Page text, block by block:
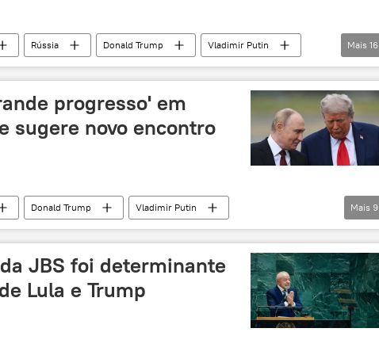
Rússia Donald Trump
Vladimir Putin
Alasca
Casa Branca
Tomahawk
tensão geopolítica
Mais 16
progresso' em
sugere novo encontro
Donald Trump
Vladimir Putin
Rússia
Hungria Budapeste
ligação
Mais 9
JBS foi determinante
Lula e Trump